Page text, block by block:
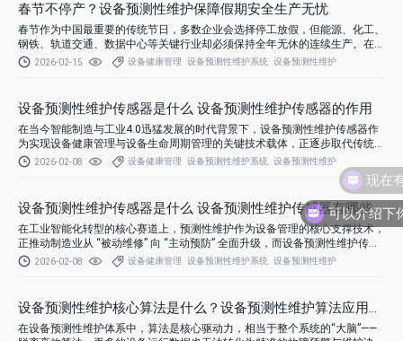
春节不停产？设备预测性维护保障假期安全生产无忧
春节作为中国最重要的传统节日，多数企业会选择停工放假，但能源、化工、
钢铁、轨道交通、数据中心等关键行业却必须保持全年无休的连续生产。在人
员轮休、运维力量减弱、应急响应延迟的特殊背景下，如何确保春节期间设备
2026-02-15 设备健康管理 设备预测性维护系统 设备预测性维护
设备预测性维护传感器是什么 设备预测性维护传感器的作用
在当今智能制造与工业4.0迅猛发展的时代背景下，设备预测性维护传感器作
为实现设备健康管理与设备生命周期管理的关键技术载体，正逐步取代传统的
定期检修与事后维修模式。所谓设备预测性维护传感器，是指一类能够实时采
集设备运行状态数据（如振动、温度、电流、声音、压力等物理量）并通过边
缘计算或云端分析模型对潜在故障进行早期识别和预警的智能传感装置。
2026-02-08 设备健康管理 设备预测性维护系统 设备预测性维护
设备预测性维护传感器是什么 设备预测性维护传感器有哪些
在工业智能化转型的核心赛道上，预测性维护作为设备管理的核心支撑技术，
正推动制造业从 “被动维修” 向 “主动预防” 全面升级，而设备预测性维护传感
器则是这一技术体系中最关键的感知基石。
2026-02-08 设备健康管理 设备预测性维护系统 设备预测性维护
设备预测性维护核心算法是什么？设备预测性维护算法应用在哪
在设备预测性维护体系中，算法是核心驱动力，相当于整个系统的“大脑”——
现在